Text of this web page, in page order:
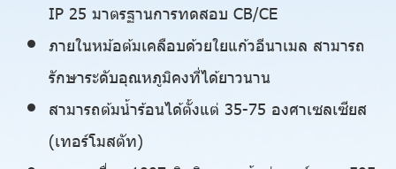
IP 25 มาตรฐานการทดสอบ CB/CE
ภายในหม้อต้มเคลือบด้วยใยแก้วอีนาเมล สามารถ
รักษาระดับอุณหภูมิคงที่ได้ยาวนาน
สามารถต้มน้ำร้อนได้ตั้งแต่ 35-75 องศาเซลเซียส
(เทอร์โมสตัท)